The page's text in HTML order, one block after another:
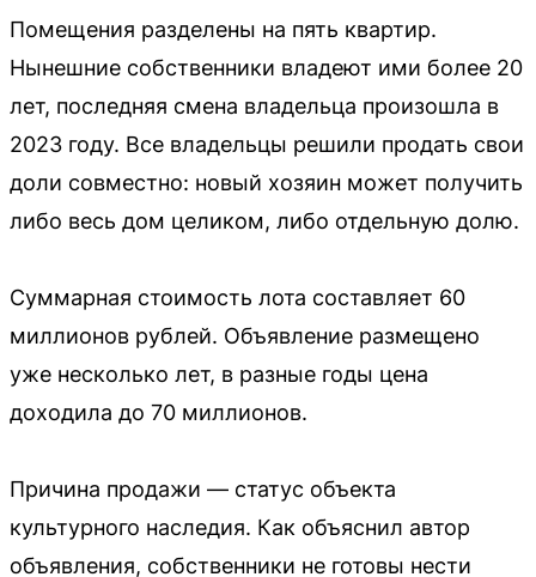
Помещения разделены на пять квартир.
Нынешние собственники владеют ими более 20
лет, последняя смена владельца произошла в
2023 году. Все владельцы решили продать свои
доли совместно: новый хозяин может получить
либо весь дом целиком, либо отдельную долю.
Суммарная стоимость лота составляет 60
миллионов рублей. Объявление размещено
уже несколько лет, в разные годы цена
доходила до 70 миллионов.
Причина продажи — статус объекта
культурного наследия. Как объяснил автор
объявления, собственники не готовы нести